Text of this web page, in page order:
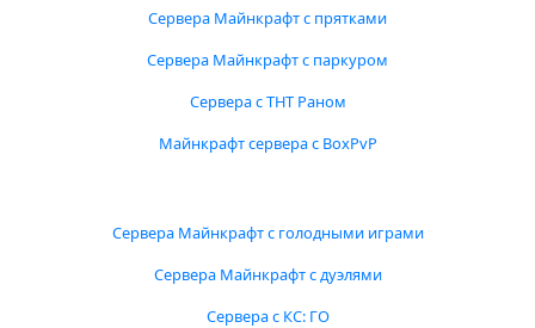
Сервера Майнкрафт с прятками
Сервера Майнкрафт с паркуром
Сервера с ТНТ Раном
Майнкрафт сервера с BoxPvP
Сервера Майнкрафт с голодными играми
Сервера Майнкрафт с дуэлями
Сервера с КС: ГО